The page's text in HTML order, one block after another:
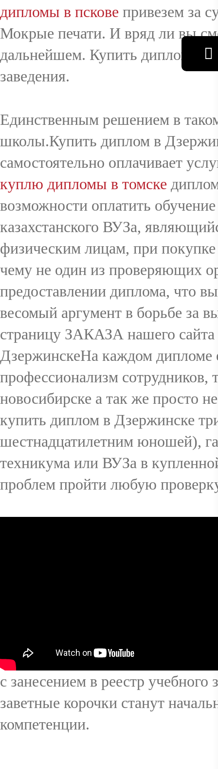
дипломы в пскове привезем за
Мокрые печати. И вряд ли вы
дальнейшем. Купить диплом
заведения.
Единственным решением в
школы.Купить диплом в
самостоятельно оплачивает
куплю дипломы в томске
возможности оплатить
казахстанского ВУЗа,
физическим лицам, при
чему не один из проверяющих
предоставлении диплома, что
весомый аргумент в борьбе за
страницу ЗАКАЗА нашего
ДзержинскеНа каждом дипломе
профессионализм
новосибирске а так же просто
купить диплом в Дзержинске
шестнадцатилетним юношей),
техникума или ВУЗа в
проблем пройти любую
с занесением в реестр
заветные корочки станут
компетенции.